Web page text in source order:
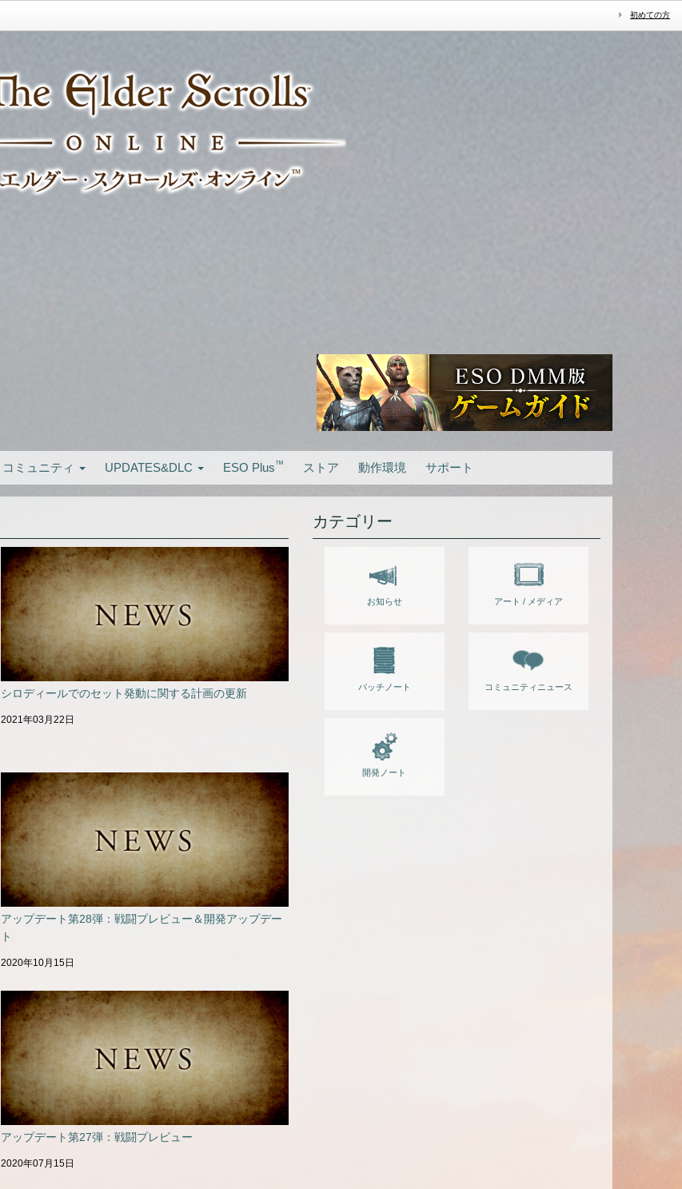
初めての方
コミュニティ UPDATES&DLC ESO Plus™ ストア 動作環境 サポート
シロディールでのセット発動に関する計画の更新
2021年03月22日
アップデート第28弾：戦闘プレビュー＆開発アップデー
ト
2020年10月15日
アップデート第27弾：戦闘プレビュー
2020年07月15日
カテゴリー
お知らせ アート / メディア
パッチノート コミュニティニュース
開発ノート